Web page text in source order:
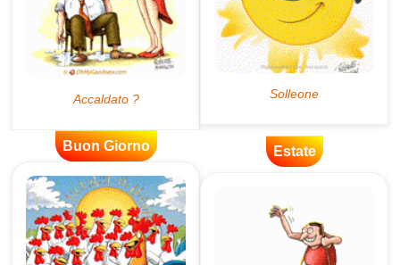
Buon Giorno Estate